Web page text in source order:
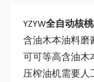
YZYW全自动核
含油木本油料磨
可可等高含油木
压榨油机需要人